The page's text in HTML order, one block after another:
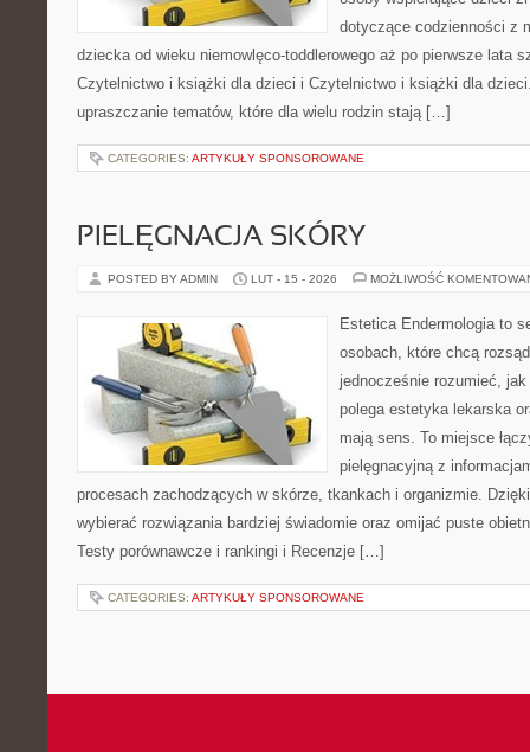
dotyczące codzienności z
dziecka od wieku niemowlęco-toddlerowego aż po pierwsze lata
Czytelnictwo i książki dla dzieci i Czytelnictwo i książki dla
upraszczanie tematów, które dla wielu rodzin stają […]
CATEGORIES: ARTYKUŁY SPONSOROWANE
PIELĘGNACJA SKÓRY
POSTED BY ADMIN LUT - 15 - 2026 MOŻLIWOŚĆ
Estetica Endermologia to
osobach, które chcą
jednocześnie rozumieć,
polega estetyka lekarska
mają sens. To miejsce
pielęgnacyjną z
procesach zachodzących w skórze, tkankach i organizmie.
wybierać rozwiązania bardziej świadomie oraz omijać puste
Testy porównawcze i rankingi i Recenzje […]
CATEGORIES: ARTYKUŁY SPONSOROWANE